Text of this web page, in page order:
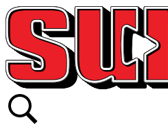
Skip
to
content